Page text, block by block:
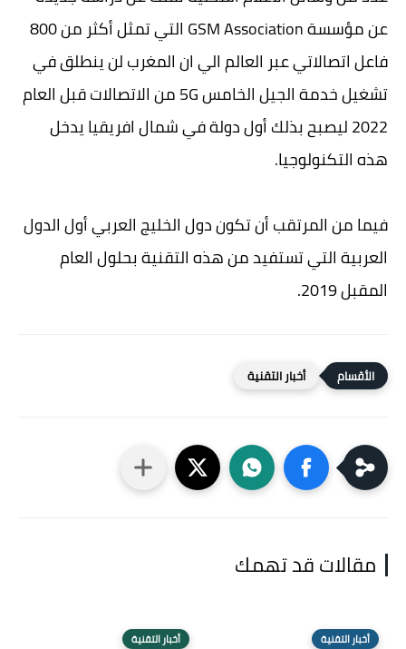
عن مؤسسة GSM Association التي تمثل أكثر من 800
فاعل اتصالاتي عبر العالم الي ان المغرب لن ينطلق في
تشغيل خدمة الجيل الخامس 5G من الاتصالات قبل العام
2022 ليصبح بذلك أول دولة في شمال افريقيا يدخل
هذه التكنولوجيا.
فيما من المرتقب أن تكون دول الخليج العربي أول الدول
العربية التي تستفيد من هذه التقنية بحلول العام
المقبل 2019.
أخبار التقنية
مقالات قد تهمك
أخبار التقنية أخبار التقنية